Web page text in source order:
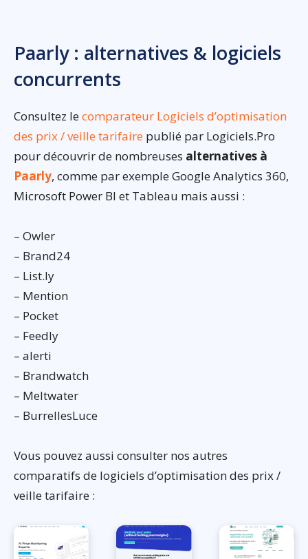
Paarly : alternatives & logiciels
concurrents
Consultez lecomparateur Logiciels d’optimisation
des prix / veille tarifaire publié par Logiciels.Pro
pour découvrir de nombreuses alternatives à
Paarly, comme par exemple Google Analytics 360,
Microsoft Power BI et Tableau mais aussi :
– Owler
– Brand24
– List.ly
– Mention
– Pocket
– Feedly
– alerti
– Brandwatch
– Meltwater
– BurrellesLuce
Vous pouvez aussi consulter nos autres
comparatifs de logiciels d’optimisation des prix /
veille tarifaire :